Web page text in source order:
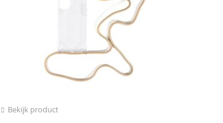
Bekijk product